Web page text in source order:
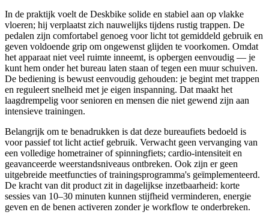
In de praktijk voelt de Deskbike solide en stabiel aan op vlakke
vloeren; hij verplaatst zich nauwelijks tijdens rustig trappen. De
pedalen zijn comfortabel genoeg voor licht tot gemiddeld gebruik en
geven voldoende grip om ongewenst glijden te voorkomen. Omdat
het apparaat niet veel ruimte inneemt, is opbergen eenvoudig — je
kunt hem onder het bureau laten staan of tegen een muur schuiven.
De bediening is bewust eenvoudig gehouden: je begint met trappen
en reguleert snelheid met je eigen inspanning. Dat maakt het
laagdrempelig voor senioren en mensen die niet gewend zijn aan
intensieve trainingen.
Belangrijk om te benadrukken is dat deze bureaufiets bedoeld is
voor passief tot licht actief gebruik. Verwacht geen vervanging van
een volledige hometrainer of spinningfiets; cardio-intensiteit en
geavanceerde weerstandsniveaus ontbreken. Ook zijn er geen
uitgebreide meetfuncties of trainingsprogramma's geïmplementeerd.
De kracht van dit product zit in dagelijkse inzetbaarheid: korte
sessies van 10–30 minuten kunnen stijfheid verminderen, energie
geven en de benen activeren zonder je workflow te onderbreken.